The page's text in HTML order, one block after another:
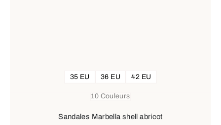
10 Couleurs
35 EU 36 EU 42 EU
Sandales Marbella shell abricot